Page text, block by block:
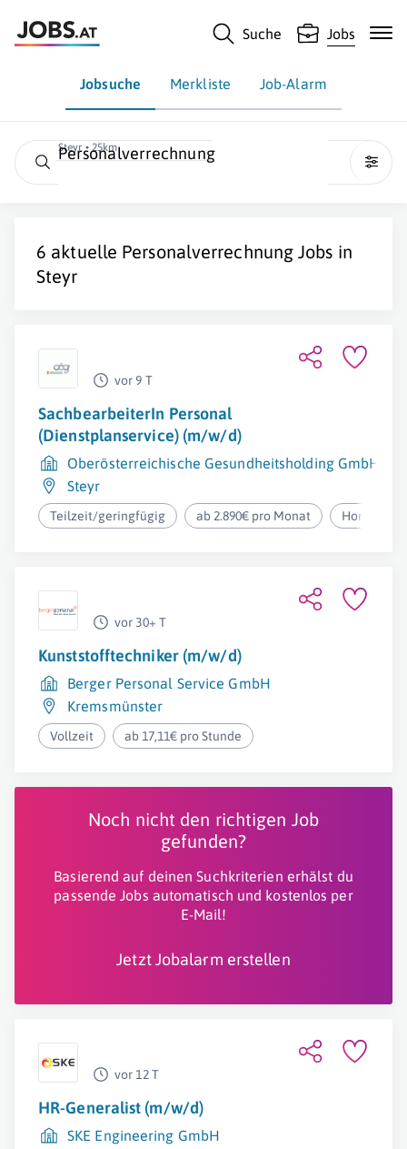
Suche Jobs
Jobsuche Merkliste Job-Alarm
Steyr • 25km
Personalverrechnung
6 aktuelle Personalverrechnung Jobs in
Steyr
vor 9 T
SachbearbeiterIn Personal
(Dienstplanservice) (m/w/d)
Oberösterreichische Gesundheitsholding GmbH
Steyr
Teilzeit/geringfügig ab 2.890€ pro Monat
vor 30+ T
Kunststofftechniker (m/w/d)
Berger Personal Service GmbH
Kremsmünster
Vollzeit ab 17,11€ pro Stunde
Noch nicht den richtigen Job
gefunden?
Basierend auf deinen Suchkriterien erhälst du
passende Jobs automatisch und kostenlos per
E-Mail!
Jetzt Jobalarm erstellen
vor 12 T
HR-Generalist (m/w/d)
SKE Engineering GmbH